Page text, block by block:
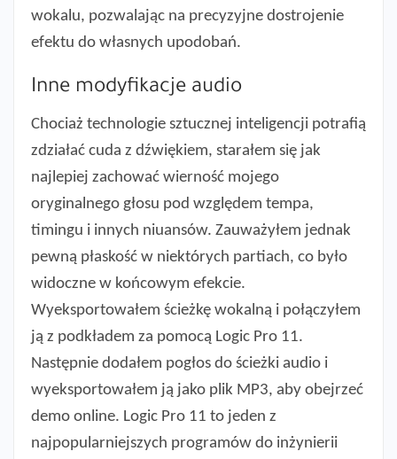
wokalu, pozwalając na precyzyjne dostrojenie
efektu do własnych upodobań.
Inne modyfikacje audio
Chociaż technologie sztucznej inteligencji potrafią
zdziałać cuda z dźwiękiem, starałem się jak
najlepiej zachować wierność mojego
oryginalnego głosu pod względem tempa,
timingu i innych niuansów. Zauważyłem jednak
pewną płaskość w niektórych partiach, co było
widoczne w końcowym efekcie.
Wyeksportowałem ścieżkę wokalną i połączyłem
ją z podkładem za pomocą Logic Pro 11.
Następnie dodałem pogłos do ścieżki audio i
wyeksportowałem ją jako plik MP3, aby obejrzeć
demo online. Logic Pro 11 to jeden z
najpopularniejszych programów do inżynierii